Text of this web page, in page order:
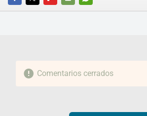
FACEBOOKTWITTERFLIPBOARD
E-
WHATSAPP
Comentarios cerrados